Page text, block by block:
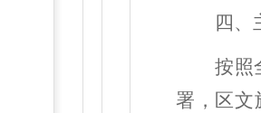
四、
按照
署，区文